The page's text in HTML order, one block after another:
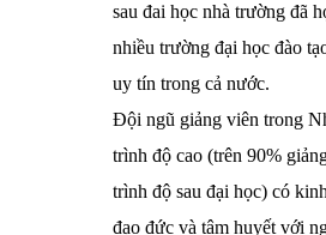
sau đai học nhà trường đã
nhiều trường đại học đào
uy tín trong cả nước.
Đội ngũ giảng viên trong
trình độ cao (trên 90%
trình độ sau đại học) có
đạo đức và tâm huyết với